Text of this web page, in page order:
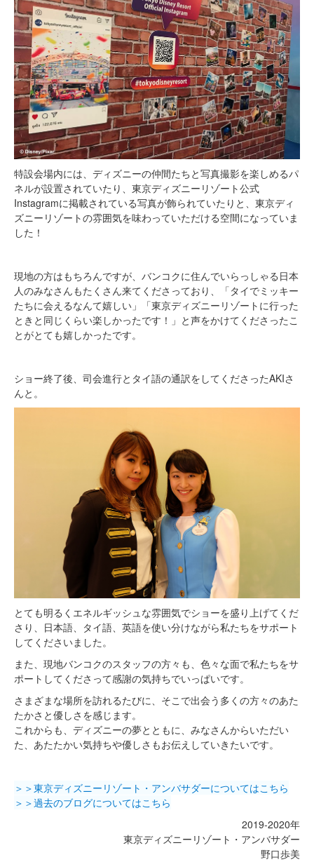
特設会場内には、ディズニーの仲間たちと写真撮影を楽しめるパ
ネルが設置されていたり、東京ディズニーリゾート公式
Instagramに掲載されている写真が飾られていたりと、東京ディ
ズニーリゾートの雰囲気を味わっていただける空間になっていま
した！
現地の方はもちろんですが、バンコクに住んでいらっしゃる日本
人のみなさんもたくさん来てくださっており、「タイでミッキー
たちに会えるなんて嬉しい」「東京ディズニーリゾートに行った
ときと同じくらい楽しかったです！」と声をかけてくださったこ
とがとても嬉しかったです。
ショー終了後、司会進行とタイ語の通訳をしてくださったAKIさ
んと。
とても明るくエネルギッシュな雰囲気でショーを盛り上げてくだ
さり、日本語、タイ語、英語を使い分けながら私たちをサポート
してくださいました。
また、現地バンコクのスタッフの方々も、色々な面で私たちをサ
ポートしてくださって感謝の気持ちでいっぱいです。
さまざまな場所を訪れるたびに、そこで出会う多くの方々のあた
たかさと優しさを感じます。
これからも、ディズニーの夢とともに、みなさんからいただい
た、あたたかい気持ちや優しさもお伝えしていきたいです。
＞＞東京ディズニーリゾート・アンバサダーについてはこちら
＞＞過去のブログについてはこちら
2019-2020年
東京ディズニーリゾート・アンバサダー
野口歩美